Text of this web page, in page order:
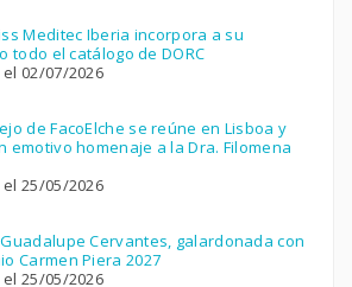
Meditec Iberia incorpora a su
todo el catálogo de DORC
02/07/2026
de FacoElche se reúne en Lisboa y
emotivo homenaje a la Dra. Filomena
25/05/2026
Cervantes, galardonada con
Carmen Piera 2027
25/05/2026